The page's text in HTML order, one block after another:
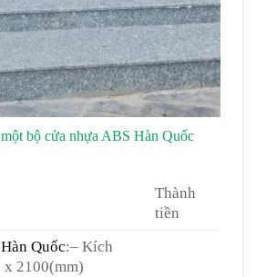
bộ cửa nhựa ABS Hàn Quốc
Thành
tiền
Quốc:– Kích
2100(mm)